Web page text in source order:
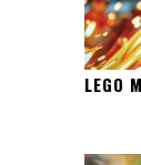
LEGO